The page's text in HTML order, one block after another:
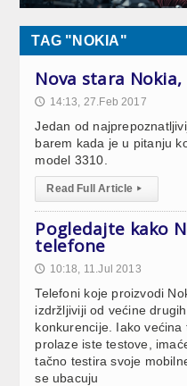
TAG "NOKIA"
Nova stara Nokia,
🕔 14:13, 27.Feb 2017
Jedan od
barem kada je u pitanju
model 3310.
Read Full Article ▸
Pogledajte kako
telefone
🕔 10:18, 11.Jul 2013
Telefoni koje proizvodi
izdržljiviji od većine
konkurencije. Iako
prolaze iste testove,
tačno testira svoje
se ubacuju